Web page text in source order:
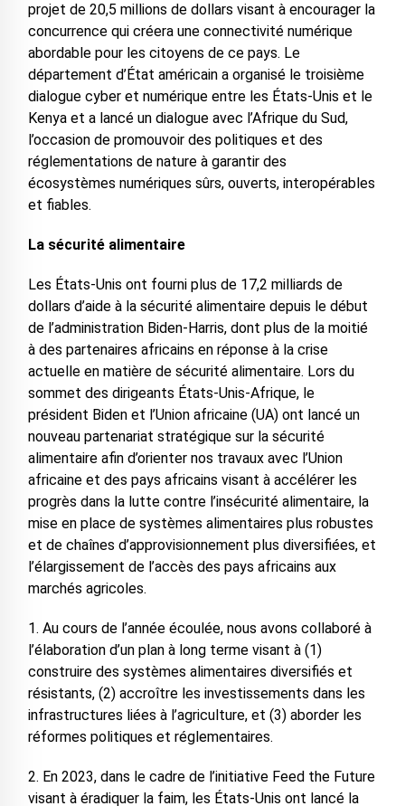
projet de 20,5 millions de dollars visant à encourager la
concurrence qui créera une connectivité numérique
abordable pour les citoyens de ce pays. Le
département d’État américain a organisé le troisième
dialogue cyber et numérique entre les États-Unis et le
Kenya et a lancé un dialogue avec l’Afrique du Sud,
l’occasion de promouvoir des politiques et des
réglementations de nature à garantir des
écosystèmes numériques sûrs, ouverts, interopérables
et fiables.
La sécurité alimentaire
Les États-Unis ont fourni plus de 17,2 milliards de
dollars d’aide à la sécurité alimentaire depuis le début
de l’administration Biden-Harris, dont plus de la moitié
à des partenaires africains en réponse à la crise
actuelle en matière de sécurité alimentaire. Lors du
sommet des dirigeants États-Unis-Afrique, le
président Biden et l’Union africaine (UA) ont lancé un
nouveau partenariat stratégique sur la sécurité
alimentaire afin d’orienter nos travaux avec l’Union
africaine et des pays africains visant à accélérer les
progrès dans la lutte contre l’insécurité alimentaire, la
mise en place de systèmes alimentaires plus robustes
et de chaînes d’approvisionnement plus diversifiées, et
l’élargissement de l’accès des pays africains aux
marchés agricoles.
1. Au cours de l’année écoulée, nous avons collaboré à
l’élaboration d’un plan à long terme visant à (1)
construire des systèmes alimentaires diversifiés et
résistants, (2) accroître les investissements dans les
infrastructures liées à l’agriculture, et (3) aborder les
réformes politiques et réglementaires.
2. En 2023, dans le cadre de l’initiative Feed the Future
visant à éradiquer la faim, les États-Unis ont lancé la